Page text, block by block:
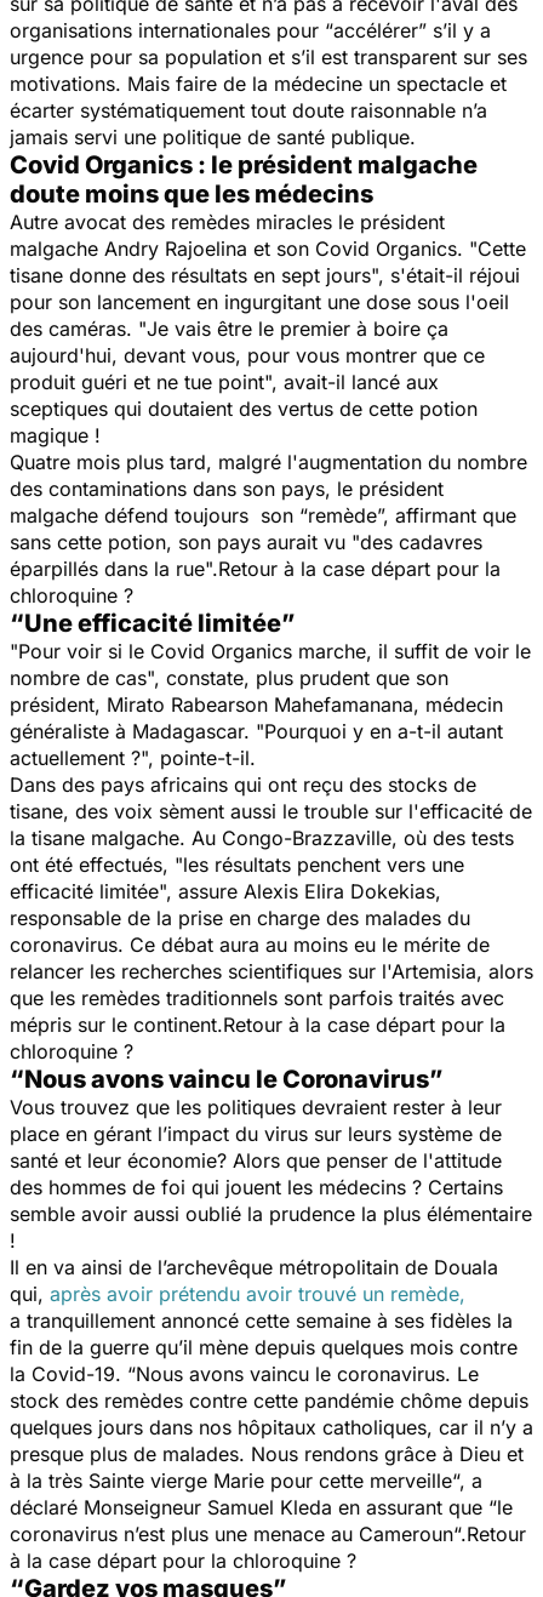
organisations internationales pour “accélérer” s’il y a
urgence pour sa population et s’il est transparent sur ses
motivations. Mais faire de la médecine un spectacle et
écarter systématiquement tout doute raisonnable n’a
jamais servi une politique de santé publique.
Covid Organics : le président malgache
doute moins que les médecins
Autre avocat des remèdes miracles le président
malgache Andry Rajoelina et son Covid Organics. "Cette
tisane donne des résultats en sept jours", s'était-il réjoui
pour son lancement en ingurgitant une dose sous l'oeil
des caméras. "Je vais être le premier à boire ça
aujourd'hui, devant vous, pour vous montrer que ce
produit guéri et ne tue point", avait-il lancé aux
sceptiques qui doutaient des vertus de cette potion
magique !
Quatre mois plus tard, malgré l'augmentation du nombre
des contaminations dans son pays, le président
malgache défend toujours son “remède”, affirmant que
sans cette potion, son pays aurait vu "des cadavres
éparpillés dans la rue".​Retour à la case départ pour la
chloroquine ?
“Une efficacité limitée”
"Pour voir si le Covid Organics marche, il suffit de voir le
nombre de cas", constate, plus prudent que son
président, Mirato Rabearson Mahefamanana, médecin
généraliste à Madagascar. "Pourquoi y en a-t-il autant
actuellement ?", pointe-t-il.
Dans des pays africains qui ont reçu des stocks de
tisane, des voix sèment aussi le trouble sur l'efficacité de
la tisane malgache. Au Congo-Brazzaville, où des tests
ont été effectués, "les résultats penchent vers une
efficacité limitée", assure Alexis Elira Dokekias,
responsable de la prise en charge des malades du
coronavirus. Ce débat aura au moins eu le mérite de
relancer les recherches scientifiques sur l'Artemisia, alors
que les remèdes traditionnels sont parfois traités avec
mépris sur le continent.​Retour à la case départ pour la
chloroquine ?
“Nous avons vaincu le Coronavirus”
Vous trouvez que les politiques devraient rester à leur
place en gérant l’impact du virus sur leurs système de
santé et leur économie? Alors que penser de l'attitude
des hommes de foi qui jouent les médecins ? Certains
semble avoir aussi oublié la prudence la plus élémentaire
!
Il en va ainsi de l’archevêque métropolitain de Douala
qui, après avoir prétendu avoir trouvé un remède,
a tranquillement annoncé cette semaine à ses fidèles la
fin de la guerre qu’il mène depuis quelques mois contre
la Covid-19. “Nous avons vaincu le coronavirus. Le
stock des remèdes contre cette pandémie chôme depuis
quelques jours dans nos hôpitaux catholiques, car il n’y a
presque plus de malades. Nous rendons grâce à Dieu et
à la très Sainte vierge Marie pour cette merveille“, a
déclaré Monseigneur Samuel Kleda en assurant que “le
coronavirus n’est plus une menace au Cameroun“.​Retour
à la case départ pour la chloroquine ?
“Gardez vos masques”